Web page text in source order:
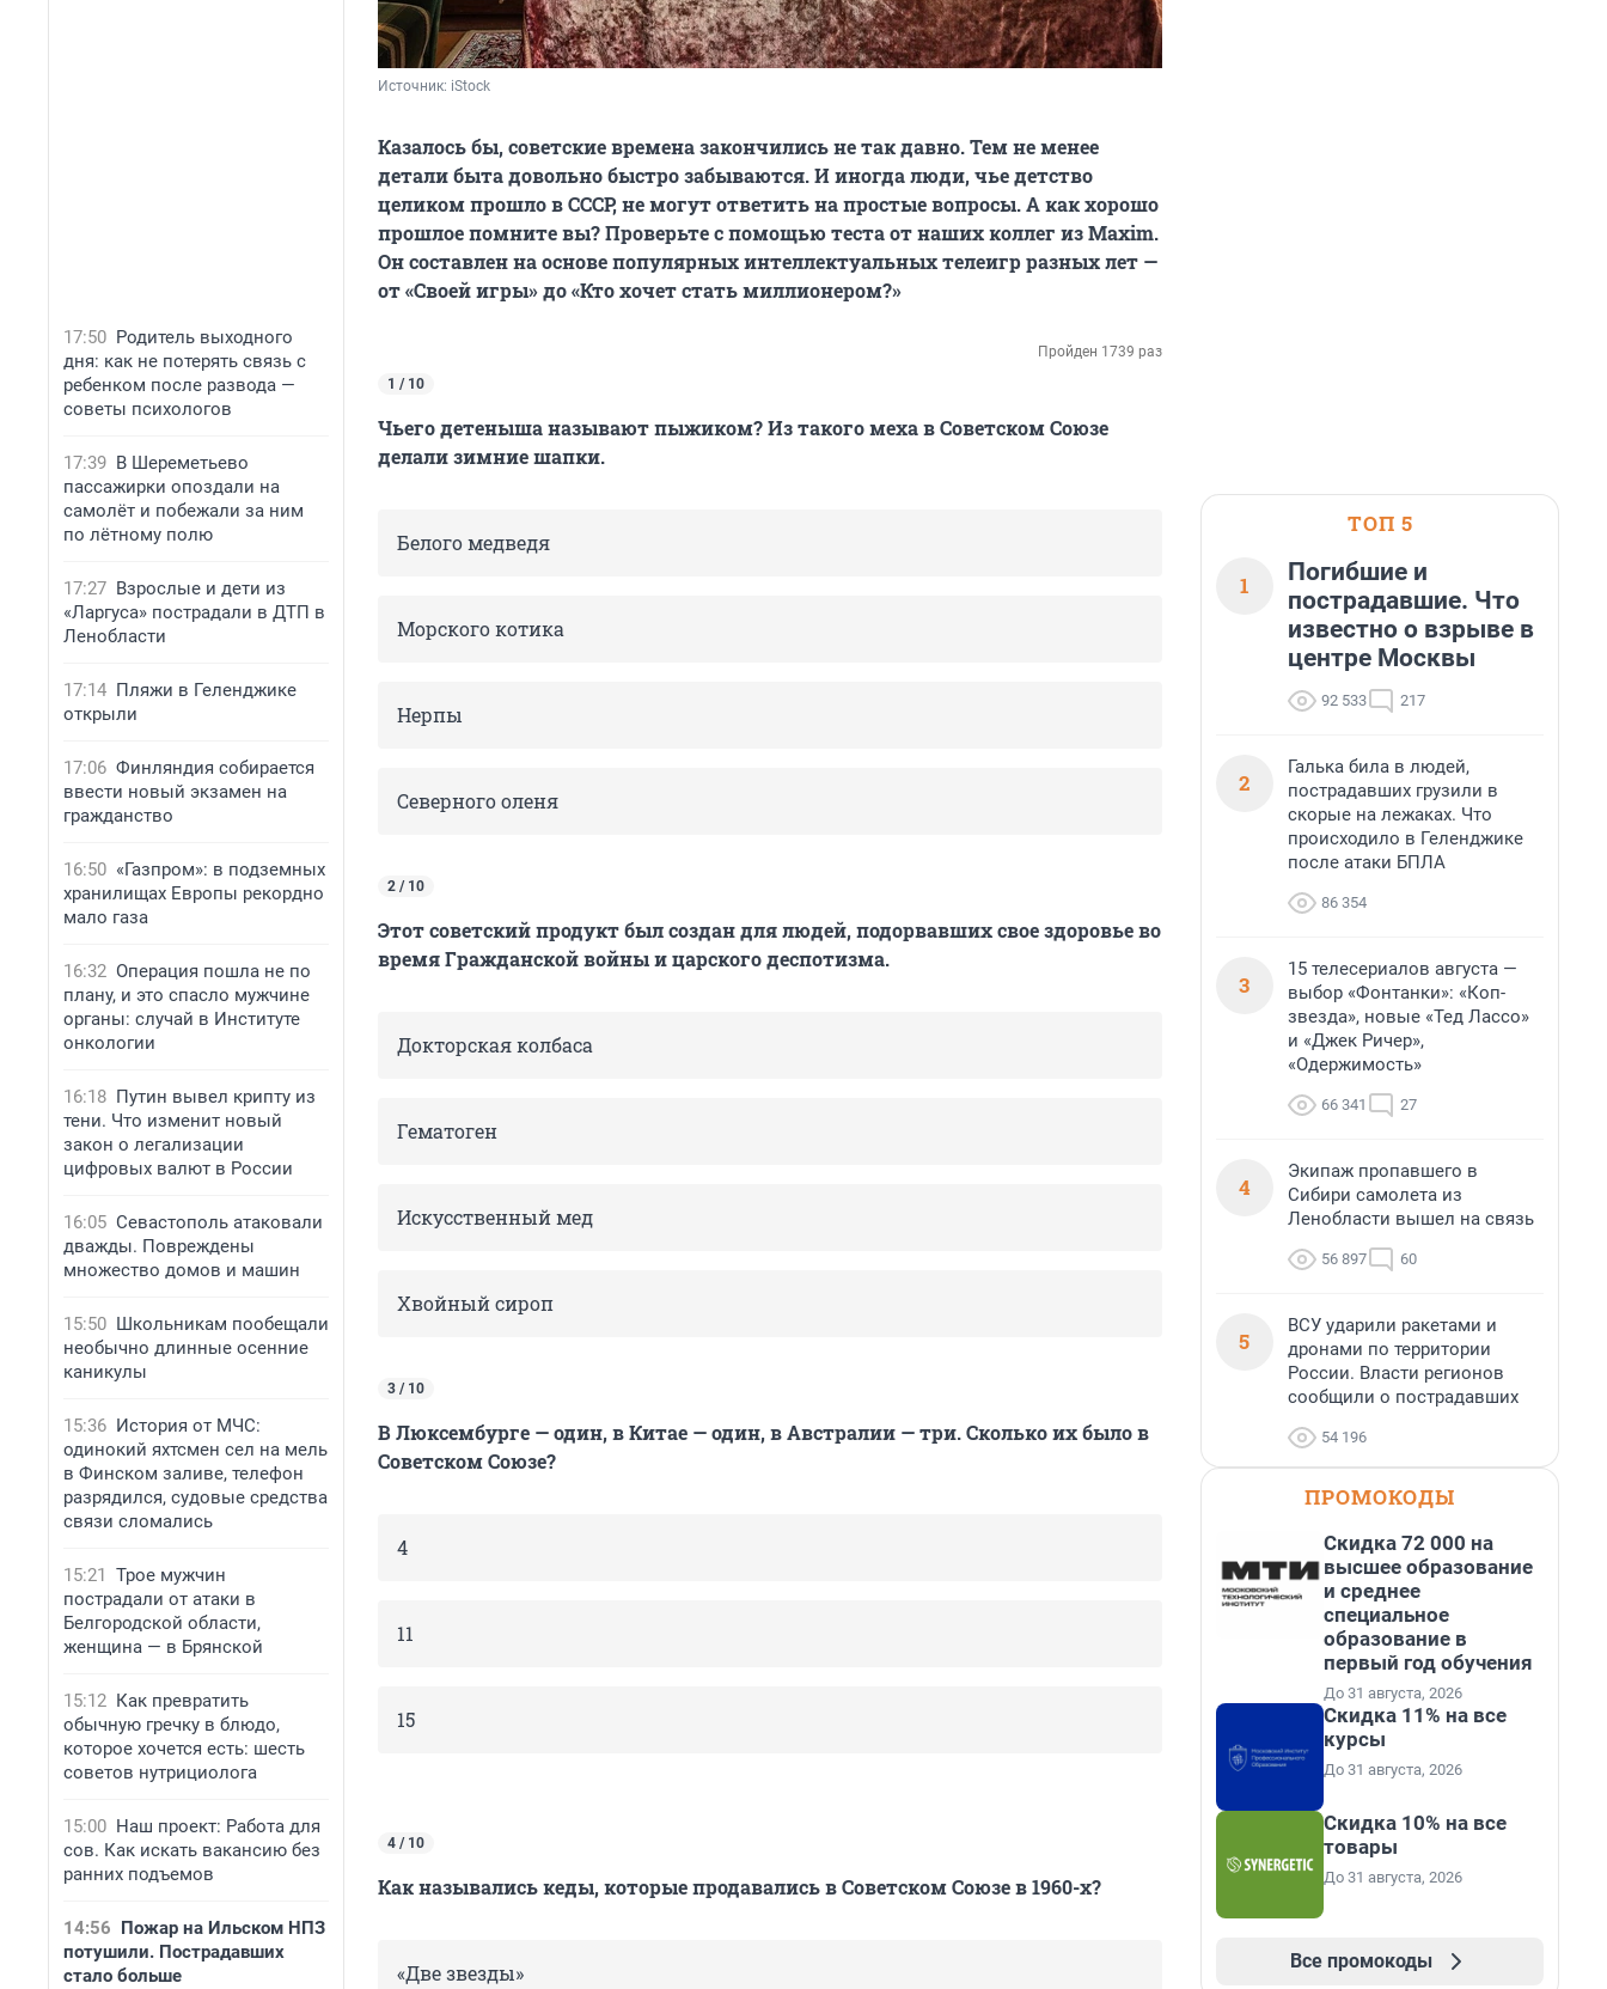
17:50 Родитель выходного
дня: как не потерять связь с
ребенком после развода —
советы психологов
17:39 В Шереметьево
пассажирки опоздали на
самолёт и побежали за ним
по лётному полю
17:27 Взрослые и дети из
«Ларгуса» пострадали в ДТП в
Ленобласти
17:14 Пляжи в Геленджике
открыли
17:06 Финляндия собирается
ввести новый экзамен на
гражданство
16:50 «Газпром»: в подземных
хранилищах Европы рекордно
мало газа
16:32 Операция пошла не по
плану, и это спасло мужчине
органы: случай в Институте
онкологии
16:18 Путин вывел крипту из
тени. Что изменит новый
закон о легализации
цифровых валют в России
16:05 Севастополь атаковали
дважды. Повреждены
множество домов и машин
15:50 Школьникам пообещали
необычно длинные осенние
каникулы
15:36 История от МЧС:
одинокий яхтсмен сел на мель
в Финском заливе, телефон
разрядился, судовые средства
связи сломались
15:21 Трое мужчин
пострадали от атаки в
Белгородской области,
женщина — в Брянской
15:12 Как превратить
обычную гречку в блюдо,
которое хочется есть: шесть
советов нутрициолога
15:00 Наш проект: Работа для
сов. Как искать вакансию без
ранних подъемов
14:56 Пожар на Ильском НПЗ
потушили. Пострадавших
стало больше
Источник: iStock
Казалось бы, советские времена закончились не так давно. Тем не менее
детали быта довольно быстро забываются. И иногда люди, чье детство
целиком прошло в СССР, не могут ответить на простые вопросы. А как хорошо
прошлое помните вы? Проверьте с помощью теста от наших коллег из Maxim.
Он составлен на основе популярных интеллектуальных телеигр разных лет —
от «Своей игры» до «Кто хочет стать миллионером?»
Пройден 1739 раз
1 / 10
Чьего детеныша называют пыжиком? Из такого меха в Советском Союзе
делали зимние шапки.
Белого медведя
Морского котика
Нерпы
Северного оленя
2 / 10
Этот советский продукт был создан для людей, подорвавших свое здоровье во
время Гражданской войны и царского деспотизма.
Докторская колбаса
Гематоген
Искусственный мед
Хвойный сироп
3 / 10
В Люксембурге — один, в Китае — один, в Австралии — три. Сколько их было в
Советском Союзе?
4
11
15
4 / 10
Как назывались кеды, которые продавались в Советском Союзе в 1960-х?
«Две звезды»
ТОП 5
1
Погибшие и
пострадавшие. Что
известно о взрыве в
центре Москвы
92 533 217
2
Галька била в людей,
пострадавших грузили в
скорые на лежаках. Что
происходило в Геленджике
после атаки БПЛА
86 354
3
15 телесериалов августа —
выбор «Фонтанки»: «Коп-
звезда», новые «Тед Лассо»
и «Джек Ричер»,
«Одержимость»
66 341 27
4
Экипаж пропавшего в
Сибири самолета из
Ленобласти вышел на связь
56 897 60
5
ВСУ ударили ракетами и
дронами по территории
России. Власти регионов
сообщили о пострадавших
54 196
ПРОМОКОДЫ
Скидка 72 000 на
высшее образование
и среднее
специальное
образование в
первый год обучения
До 31 августа, 2026
Скидка 11% на все
курсы
До 31 августа, 2026
Скидка 10% на все
товары
До 31 августа, 2026
Все промокоды